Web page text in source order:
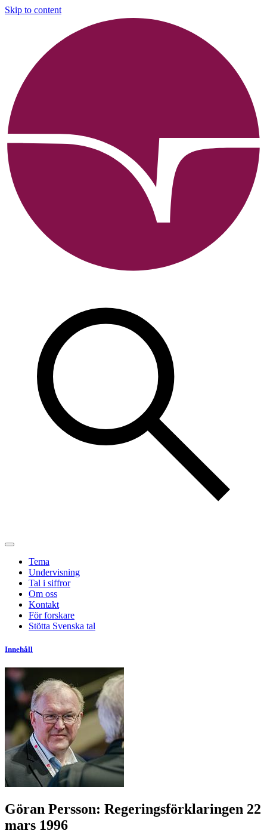
Skip to content
Tema
Undervisning
Tal i siffror
Om oss
Kontakt
För forskare
Stötta Svenska tal
Innehåll
Göran Persson: Regeringsförklaringen 22
mars 1996